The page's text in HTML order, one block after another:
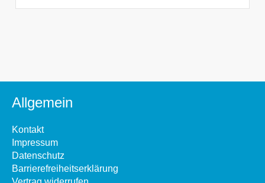
Allgemein
Kontakt
Impressum
Datenschutz
Barrierefreiheitserklärung